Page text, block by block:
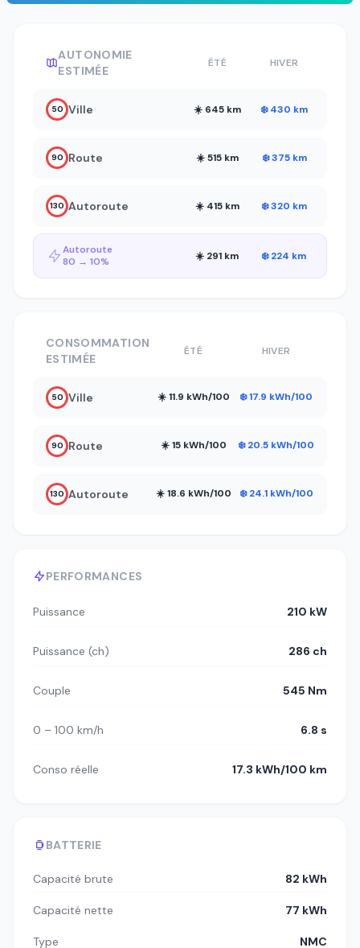
AUTONOMIE
ESTIMÉE
ÉTÉ HIVER
50 Ville ☀️ 645 km ❄️ 430 km
90 Route ☀️ 515 km ❄️ 375 km
130 Autoroute ☀️ 415 km ❄️ 320 km
Autoroute
80 → 10%
☀️ 291 km ❄️ 224 km
PERFORMANCES
Puissance 210 kW
Puissance (ch) 286 ch
Couple 545 Nm
0 – 100 km/h 6.8 s
Conso réelle 17.3 kWh/100 km
BATTERIE
Capacité brute 82 kWh
Capacité nette 77 kWh
Type NMC
CONSOMMATION
ESTIMÉE
ÉTÉ HIVER
50 Ville ☀️ 11.9 kWh/100 ❄️ 17.9 kWh/100
90 Route ☀️ 15 kWh/100 ❄️ 20.5 kWh/100
130 Autoroute ☀️ 18.6 kWh/100 ❄️ 24.1 kWh/100